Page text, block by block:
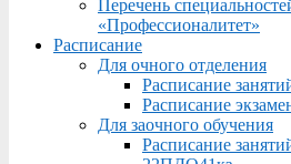
Перечень
«Профессионалитет»
Расписание
Для очного отделения
Расписание
Расписание
Для заочного обучения
Расписание